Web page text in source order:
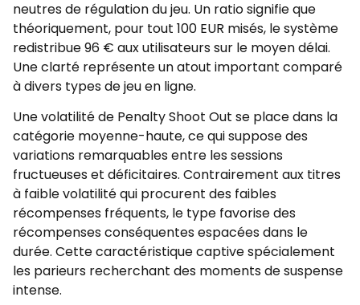
neutres de régulation du jeu. Un ratio signifie que
théoriquement, pour tout 100 EUR misés, le système
redistribue 96 € aux utilisateurs sur le moyen délai.
Une clarté représente un atout important comparé
à divers types de jeu en ligne.
Une volatilité de Penalty Shoot Out se place dans la
catégorie moyenne-haute, ce qui suppose des
variations remarquables entre les sessions
fructueuses et déficitaires. Contrairement aux titres
à faible volatilité qui procurent des faibles
récompenses fréquents, le type favorise des
récompenses conséquentes espacées dans le
durée. Cette caractéristique captive spécialement
les parieurs recherchant des moments de suspense
intense.